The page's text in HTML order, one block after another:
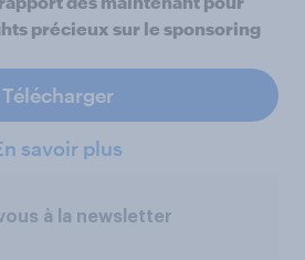
précieux sur le sponsoring
Télécharger
savoir plus
à la newsletter